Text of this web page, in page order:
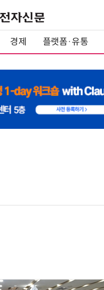
경제 플랫폼·유통